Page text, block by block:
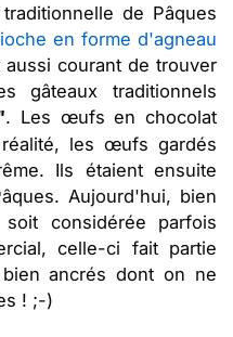
de Pâques
en forme d'agneau
courant de trouver
gâteaux traditionnels
. Les œufs en chocolat
les œufs gardés
Ils étaient ensuite
Aujourd'hui, bien
considérée parfois
celle-ci fait partie
ancrés dont on ne
! ;-)